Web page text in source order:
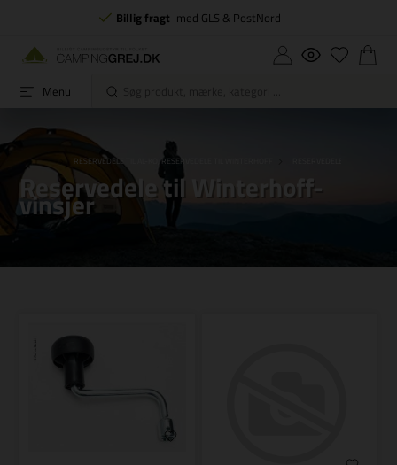
Billig fragt med GLS & PostNord
Menu
RESERVEDELE RESERVEDELE TIL AL-KO, RESERVEDELE TIL WINTERHOFF
Reservedele til Winterhoff-
vinsjer